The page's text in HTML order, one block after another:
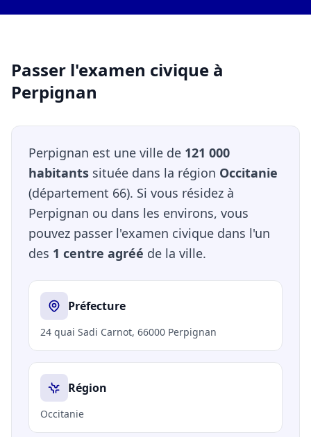
Passer l'examen civique à
Perpignan
Perpignan est une ville de 121 000
habitants située dans la région Occitanie
(département 66). Si vous résidez à
Perpignan ou dans les environs, vous
pouvez passer l'examen civique dans l'un
des 1 centre agréé de la ville.
Préfecture
24 quai Sadi Carnot, 66000 Perpignan
Région
Occitanie